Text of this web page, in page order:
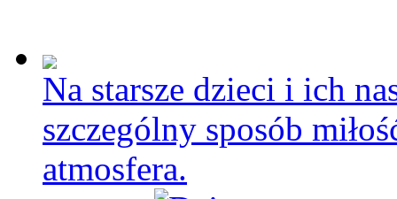
Na starsze dzieci i ich
szczególny sposób
atmosfera.